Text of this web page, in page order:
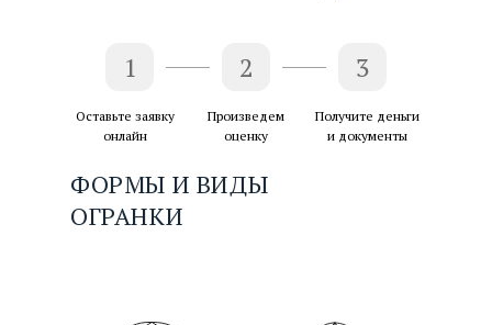
1 2 3
Оставьте заявку
онлайн
Произведем
оценку
Получите деньги
и документы
ФОРМЫ И ВИДЫ
ОГРАНКИ